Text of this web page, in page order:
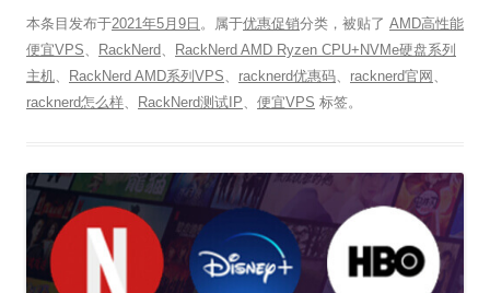
本条目发布于2021年5月9日 。属于优惠促销分类，被贴了 AMD高性能
便宜VPS
RackNerd
RackNerd AMD Ryzen CPU+NVMe硬盘系列
主机
RackNerd AMD系列VPS racknerd优惠码 racknerd官网
racknerd怎么样
RackNerd测试IP 便宜VPS 标签。